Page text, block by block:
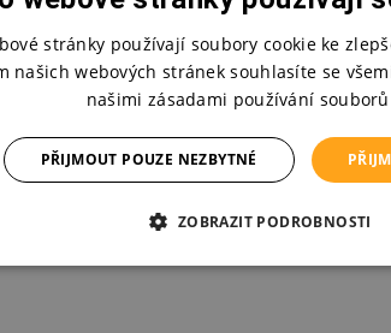
víčko zabezpečí čistotu pítka na cestách.
malými dětskými ručičkami. 2-dílný netekoucí
pro dokonalé vyčištění před mytím stačí rozložit na
je možné mýt v horním koši myčky.
stránky používají soubory cookie ke
našich webových stránek souhlasíte se
našimi zásadami používání
PŘIJMOUT POUZE NEZBYTNÉ
ZOBRAZIT PODROBNOSTI